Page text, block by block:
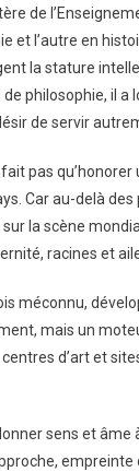
de
et l’autre en
la stature
philosophie, il
de servir
pas qu’honorer
Car au-delà
la scène
racines et
méconnu,
mais un
d’art et
sens et